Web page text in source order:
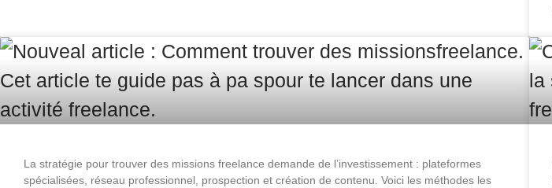
La stratégie pour trouver des missions freelance demande de l’investissement : plateformes
spécialisées, réseau professionnel, prospection et création de contenu. Voici les méthodes les